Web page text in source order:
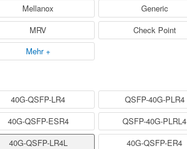
Mellanox
Generic
MRV
Check Point
Mehr +
40G-QSFP-LR4
QSFP-40G-PLR4
40G-QSFP-ESR4
QSFP-40G-PLRL4
40G-QSFP-LR4L
40G-QSFP-ER4